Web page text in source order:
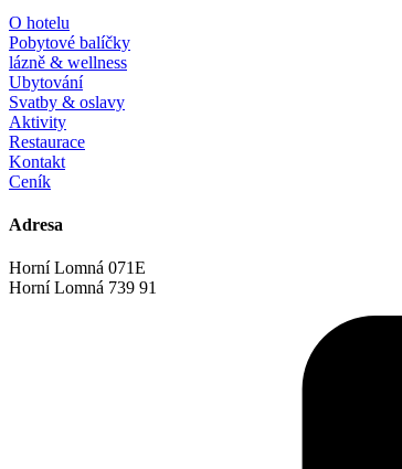
O hotelu
Pobytové balíčky
lázně & wellness
Ubytování
Svatby & oslavy
Aktivity
Restaurace
Kontakt
Ceník
Adresa
Horní Lomná 071E
Horní Lomná 739 91